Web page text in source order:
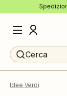
Cerca
Idee Verdi